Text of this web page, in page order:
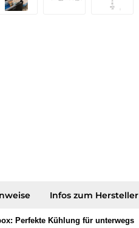
Infos zum Hersteller
Perfekte Kühlung für unterwegs